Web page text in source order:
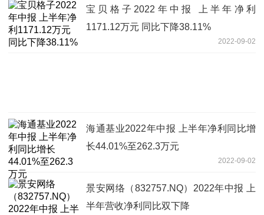
宝贝格子2022年中报 上半年净利
1171.12万元 同比下降38.11%
2022-09-02
海通基业2022年中报 上半年净利同比增
长44.01%至262.3万元
2022-09-02
景安网络（832757.NQ）2022年中报 上
半年营收净利同比双下降